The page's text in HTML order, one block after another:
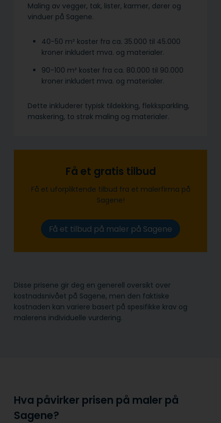
Maling av vegger, tak, lister, karmer, dører og
vinduer på Sagene.
40-50 m² koster fra ca. 35.000 til 45.000
kroner inkludert mva. og materialer.
90-100 m² koster fra ca. 80.000 til 90.000
kroner inkludert mva. og materialer.
Dette inkluderer typisk tildekking, flekksparkling,
maskering, to strøk maling og materialer.
Få et gratis tilbud
Få et uforpliktende tilbud fra et malerfirma på
Sagene!
Få et tilbud på maler på Sagene
Disse prisene gir deg en generell oversikt over
kostnadsnivået på Sagene, men den faktiske
kostnaden kan variere basert på spesifikke krav og
malerens individuelle vurdering.
Hva påvirker prisen på maler på
Sagene?